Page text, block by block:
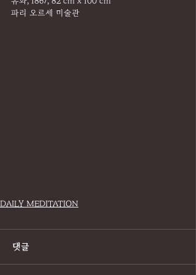
파리 오르세 미술관
DAILY MEDITATION
댓글